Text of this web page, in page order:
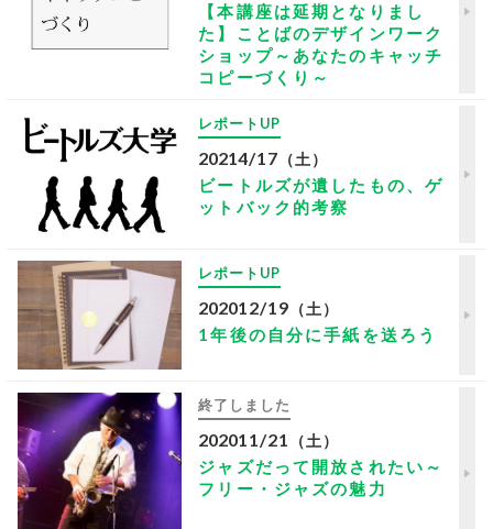
【本講座は延期となりまし
た】ことばのデザインワーク
ショップ～あなたのキャッチ
コピーづくり～
レポートUP
20214/17 （土）
ビートルズが遺したもの、ゲ
ットバック的考察
レポートUP
202012/19 （土）
1年後の自分に手紙を送ろう
終了しました
202011/21 （土）
ジャズだって開放されたい～
フリー・ジャズの魅力